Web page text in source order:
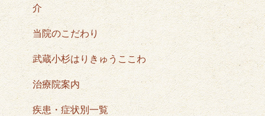
介
当院のこだわり
武蔵小杉はりきゅうここわ
治療院案内
疾患・症状別一覧